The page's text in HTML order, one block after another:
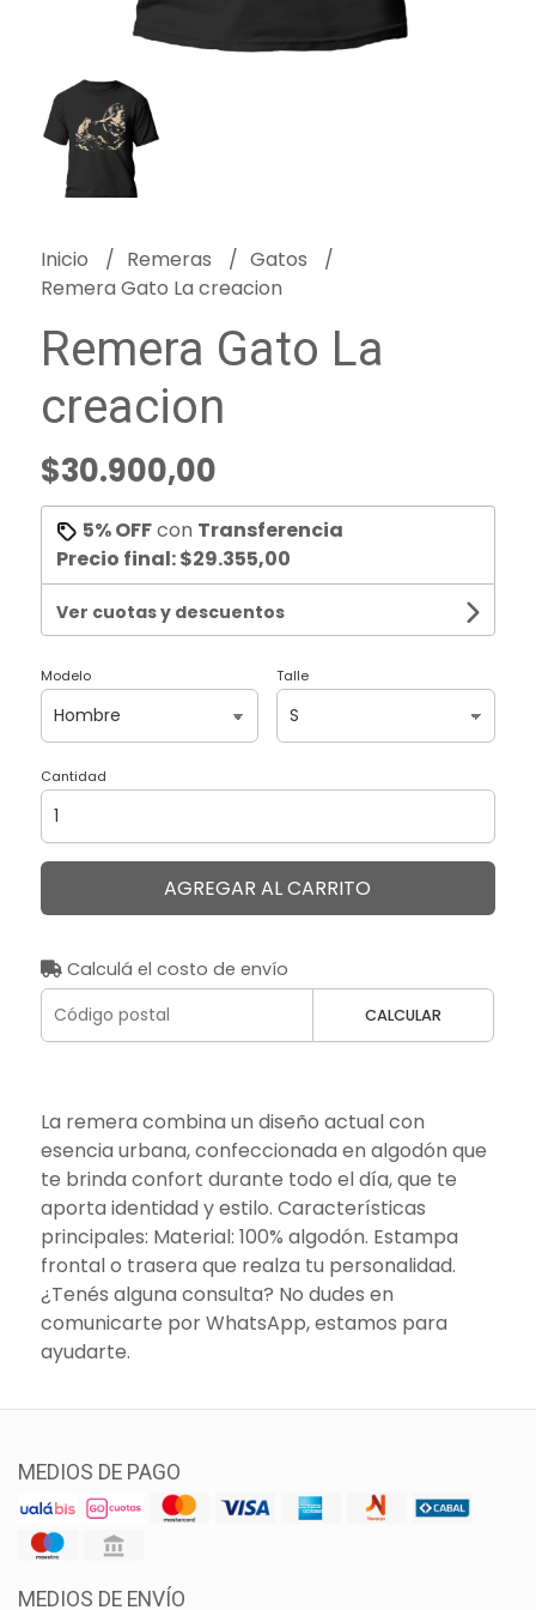
Inicio Remeras
Gatos
Remera Gato La creacion
Remera Gato La
creacion
$30.900,00
5% OFFcon Transferencia
Precio final:$29.355,00
Ver cuotas y descuentos
Modelo Talle
Cantidad
AGREGAR AL CARRITO
Calculá el costo de envío
CALCULAR
La remera combina un diseño actual con
esencia urbana, confeccionada en algodón que
te brinda confort durante todo el día, que te
aporta identidad y estilo. Características
principales: Material: 100% algodón. Estampa
frontal o trasera que realza tu personalidad.
¿Tenés alguna consulta? No dudes en
comunicarte por WhatsApp, estamos para
ayudarte.
MEDIOS DE PAGO
MEDIOS DE ENVÍO